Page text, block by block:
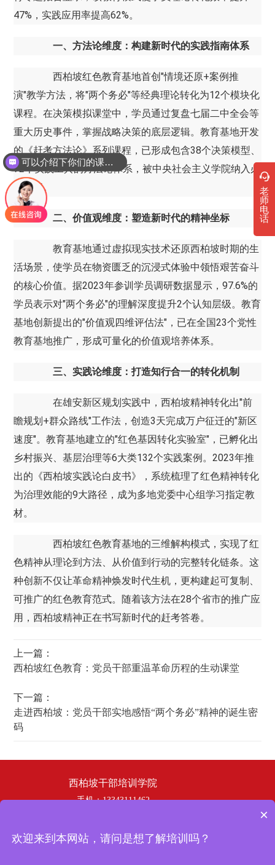
47%，实践应用率提高62%。
一、方法论维度：构建新时代的实践指南体系
西柏坡红色教育基地首创"情境还原+案例推
演"教学方法，将"两个务必"等经典理论转化为12个模块化
课程。在决策模拟课堂中，学员通过复盘七届二中全会等
重大历史事件，掌握战略决策的底层逻辑。教育基地开发
的《赶考方法论》系列课程，已形成包含38个决策模型、
72个实践工具的方法论体系，被中央社会主义学院纳入必
修课程。
二、价值观维度：塑造新时代的精神坐标
教育基地通过虚拟现实技术还原西柏坡时期的生
活场景，使学员在物资匮乏的沉浸式体验中领悟艰苦奋斗
的核心价值。据2023年参训学员调研数据显示，97.6%的
学员表示对"两个务必"的理解深度提升2个认知层级。教育
基地创新提出的"价值观四维评估法"，已在全国23个党性
教育基地推广，形成可量化的价值观培养体系。
三、实践论维度：打造知行合一的转化机制
在雄安新区规划实践中，西柏坡精神转化出"前
瞻规划+群众路线"工作法，创造3天完成万户征迁的"新区
速度"。教育基地建立的"红色基因转化实验室"，已孵化出
乡村振兴、基层治理等6大类132个实践案例。2023年推
出的《西柏坡实践论白皮书》，系统梳理了红色精神转化
为治理效能的9大路径，成为多地党委中心组学习指定教
材。
西柏坡红色教育基地的三维解构模式，实现了红
色精神从理论到方法、从价值到行动的完整转化链条。这
种创新不仅让革命精神焕发时代生机，更构建起可复制、
可推广的红色教育范式。随着该方法在28个省市的推广应
用，西柏坡精神正在书写新时代的赶考答卷。
上一篇：
西柏坡红色教育：党员干部重温革命历程的生动课堂
下一篇：
走进西柏坡：党员干部实地感悟“两个务必”精神的诞生密
码
西柏坡干部培训学院
手机：13343111462
地址：西柏坡干部培训学院
老
师
电
话
可以介绍下你们的课程吗？
×
欢迎来到本网站，请问是想了解培训吗？